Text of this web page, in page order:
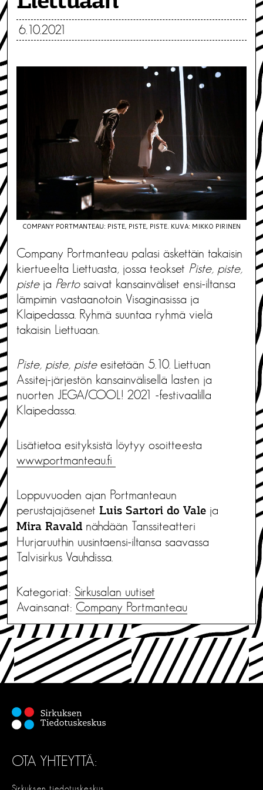
6.10.2021
COMPANY PORTMANTEAU: PISTE, PISTE, PISTE. KUVA: MIKKO PIRINEN
Company Portmanteau palasi äskettäin takaisin
kiertueelta Liettuasta, jossa teokset Piste, piste,
pisteja Pertosaivat kansainväliset ensi-iltansa
lämpimin vastaanotoin Visaginasissa ja
Klaipedassa. Ryhmä suuntaa ryhmä vielä
takaisin Liettuaan.
Piste, piste, pisteesitetään 5.10. Liettuan
Assitej-järjestön kansainvälisellä lasten ja
nuorten JEGA/COOL! 2021 -festivaalilla
Klaipedassa.
Lisätietoa esityksistä löytyy osoitteesta
www.portmanteau.fi
Loppuvuoden ajan Portmanteaun
perustajajäsenet Luis Sartori do Vale ja
Mira Ravaldnähdään Tanssiteatteri
Hurjaruuthin uusintaensi-iltansa saavassa
Talvisirkus Vauhdissa.
Kategoriat: Sirkusalan uutiset
Avainsanat: Company Portmanteau
OTA YHTEYTTÄ: